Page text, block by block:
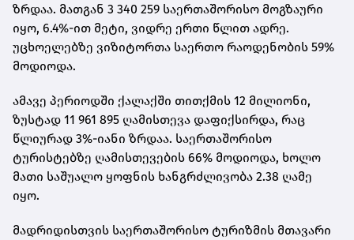
ზრდაა. მათგან 3 340 259 საერთაშორისო მოგზაური
იყო, 6.4%-ით მეტი, ვიდრე ერთი წლით ადრე.
უცხოელებზე ვიზიტორთა საერთო რაოდენობის 59%
მოდიოდა.
ამავე პერიოდში ქალაქში თითქმის 12 მილიონი,
ზუსტად 11 961 895 ღამისთევა დაფიქსირდა, რაც
წლიურად 3%-იანი ზრდაა. საერთაშორისო
ტურისტებზე ღამისთევების 66% მოდიოდა, ხოლო
მათი საშუალო ყოფნის ხანგრძლივობა 2.38 ღამე
იყო.
მადრიდისთვის საერთაშორისო ტურიზმის მთავარი